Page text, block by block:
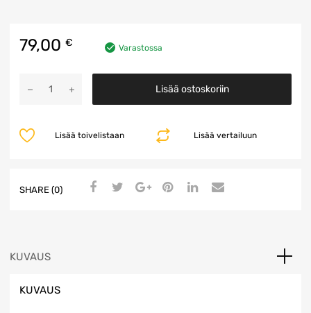
79,00 € Varastossa
määrä
Lisää ostoskoriin
Lisää vertailuun
Lisää toivelistaan
SHARE (0)
KUVAUS
KUVAUS